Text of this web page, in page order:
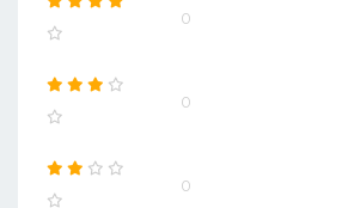
0
0
0